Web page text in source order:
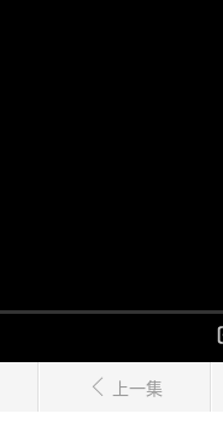
上一集